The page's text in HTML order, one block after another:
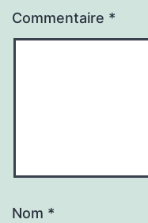
Commentaire *
Nom *